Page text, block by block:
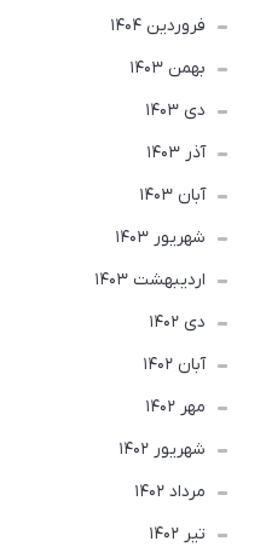
فروردین 1404
بهمن 1403
دی 1403
آذر 1403
آبان 1403
شهریور 1403
ارديبهشت 1403
دی 1402
آبان 1402
مهر 1402
شهریور 1402
مرداد 1402
تير 1402